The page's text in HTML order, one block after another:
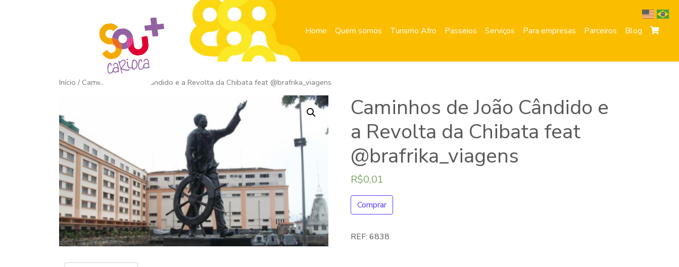
Home Quem somos Turismo Afro Passeios Serviços Para empresas Parceiros Blog
Início / Caminhos de João Cândido e a Revolta da Chibata feat @brafrika_viagens
Caminhos de João Cândido e
a Revolta da Chibata feat
@brafrika_viagens
R$0,01
Comprar
REF:6838